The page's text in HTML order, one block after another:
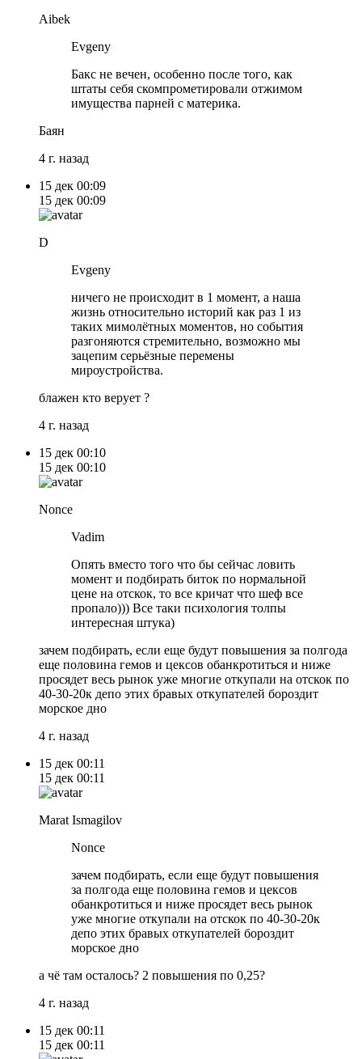
Aibek
Evgeny
Бакс не вечен, особенно после того, как
штаты себя скомпрометировали отжимом
имущества парней с материка.
Баян
4 г. назад
15 дек 00:09
15 дек 00:09
D
Evgeny
ничего не происходит в 1 момент, а наша
жизнь относительно историй как раз 1 из
таких мимолётных моментов, но события
разгоняются стремительно, возможно мы
зацепим серьёзные перемены
мироустройства.
блажен кто верует ?
4 г. назад
15 дек 00:10
15 дек 00:10
Nonce
Vadim
Опять вместо того что бы сейчас ловить
момент и подбирать биток по нормальной
цене на отскок, то все кричат что шеф все
пропало))) Все таки психология толпы
интересная штука)
зачем подбирать, если еще будут повышения за полгода
еще половина гемов и цексов обанкротиться и ниже
просядет весь рынок уже многие откупали на отскок по
40-30-20к депо этих бравых откупателей бороздит
морское дно
4 г. назад
15 дек 00:11
15 дек 00:11
Marat Ismagilov
Nonce
зачем подбирать, если еще будут повышения
за полгода еще половина гемов и цексов
обанкротиться и ниже просядет весь рынок
уже многие откупали на отскок по 40-30-20к
депо этих бравых откупателей бороздит
морское дно
а чё там осталось? 2 повышения по 0,25?
4 г. назад
15 дек 00:11
15 дек 00:11